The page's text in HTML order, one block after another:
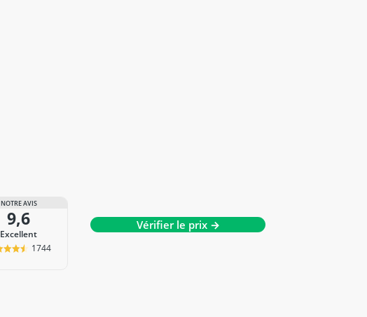
NOTRE AVIS
9,6
Excellent
1744
Vérifier le prix →